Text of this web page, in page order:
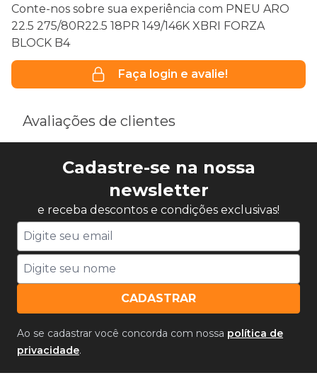
Conte-nos sobre sua experiência com PNEU ARO
22.5 275/80R22.5 18PR 149/146K XBRI FORZA
BLOCK B4
Faça login e avalie!
Avaliações de clientes
Cadastre-se na nossa
newsletter
e receba descontos e condições exclusivas!
CADASTRAR
Ao se cadastrar você concorda com nossa política de
privacidade.